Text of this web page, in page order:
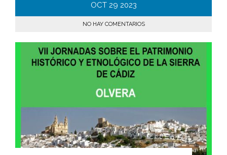
OCT 29 2023
NO HAY COMENTARIOS